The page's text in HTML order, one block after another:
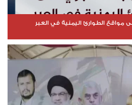
الطوارئ اليمنية في العبر